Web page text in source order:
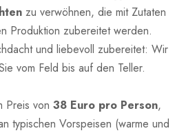
zu verwöhnen, die mit Zutaten
Produktion zubereitet werden.
und liebevoll zubereitet: Wir
vom Feld bis auf den Teller.
Preis von 38 Euro pro Person,
typischen Vorspeisen (warme und